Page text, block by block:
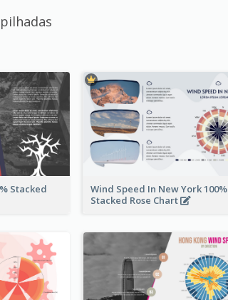
Stacked
Wind Speed In New York 100%
Stacked Rose Chart